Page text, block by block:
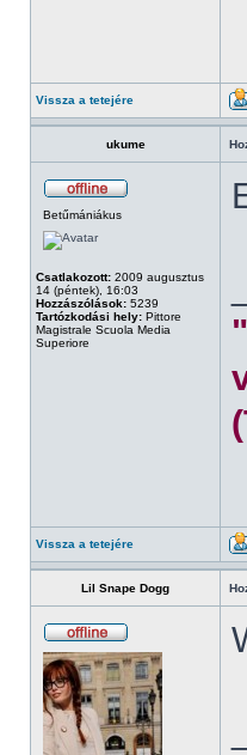
Vissza a tetejére
ukume
Betűmániákus
Csatlakozott: 2009 augusztus
14 (péntek), 16:03
Hozzászólások: 5239
Tartózkodási hely: Pittore
Magistrale Scuola Media
Superiore
Vissza a tetejére
Lil Snape Dogg